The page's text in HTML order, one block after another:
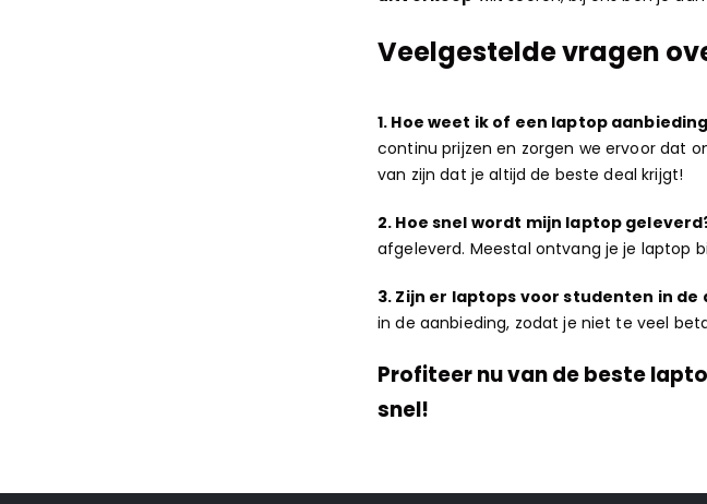
Veelgestelde vragen
1. Hoe weet ik of een laptop
continu prijzen en zorgen we ervoor dat
van zijn dat je altijd de beste deal krijgt!
2. Hoe snel wordt mijn laptop
afgeleverd. Meestal ontvang je je laptop
3. Zijn er laptops voor studenten in de
in de aanbieding, zodat je niet te veel
Profiteer nu van de beste
snel!